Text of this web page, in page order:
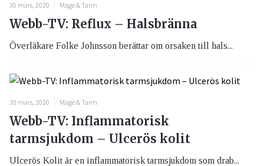
30 mars, 2020 Mage & Tarm
Webb-TV: Reflux – Halsbränna
Överläkare Folke Johnsson berättar om orsaken till hals...
30 mars, 2020 Mage & Tarm
Webb-TV: Inflammatorisk
tarmsjukdom – Ulcerös kolit
Ulcerös Kolit är en inflammatorisk tarmsjukdom som drab...